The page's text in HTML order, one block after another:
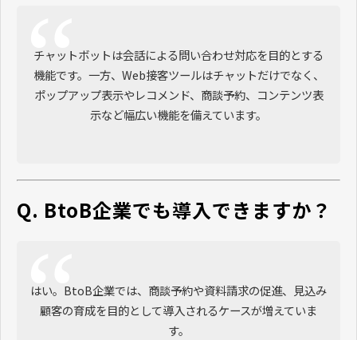
チャットボットは会話による問い合わせ対応を目的とする
機能です。一方、Web接客ツールはチャットだけでなく、
ポップアップ表示やレコメンド、商談予約、コンテンツ表
示など幅広い機能を備えています。
Q. BtoB企業でも導入できますか？
はい。BtoB企業では、商談予約や資料請求の促進、見込み
顧客の育成を目的として導入されるケースが増えていま
す。